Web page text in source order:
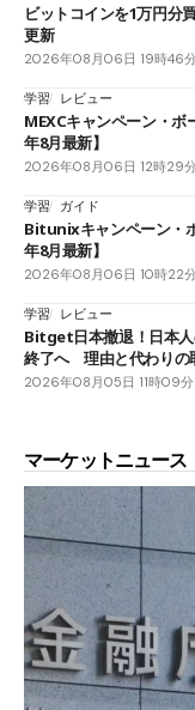
ビットコインを1万円分
更新
2026年08月06日 19時46
学習 レビュー
MEXCキャンペーン・ボ
年8月最新】
2026年08月06日 12時29
学習 ガイド
Bitunixキャンペーン・
年8月最新】
2026年08月06日 10時22
学習 レビュー
Bitget日本撤退！日本
終了へ 理由と代わりの
2026年08月05日 11時09分
マーケットニュース